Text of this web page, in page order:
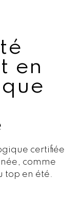
en
certifiée
comme
top en été.